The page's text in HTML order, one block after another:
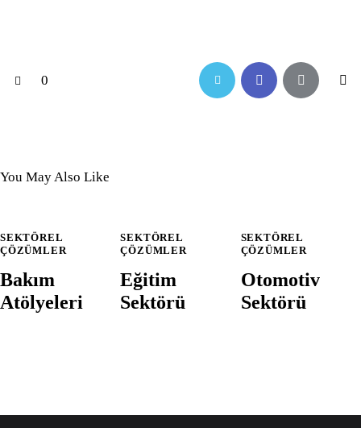
0
You May Also Like
SEKTÖREL
ÇÖZÜMLER
Bakım
Atölyeleri
SEKTÖREL
ÇÖZÜMLER
Eğitim
Sektörü
SEKTÖREL
ÇÖZÜMLER
Otomotiv
Sektörü